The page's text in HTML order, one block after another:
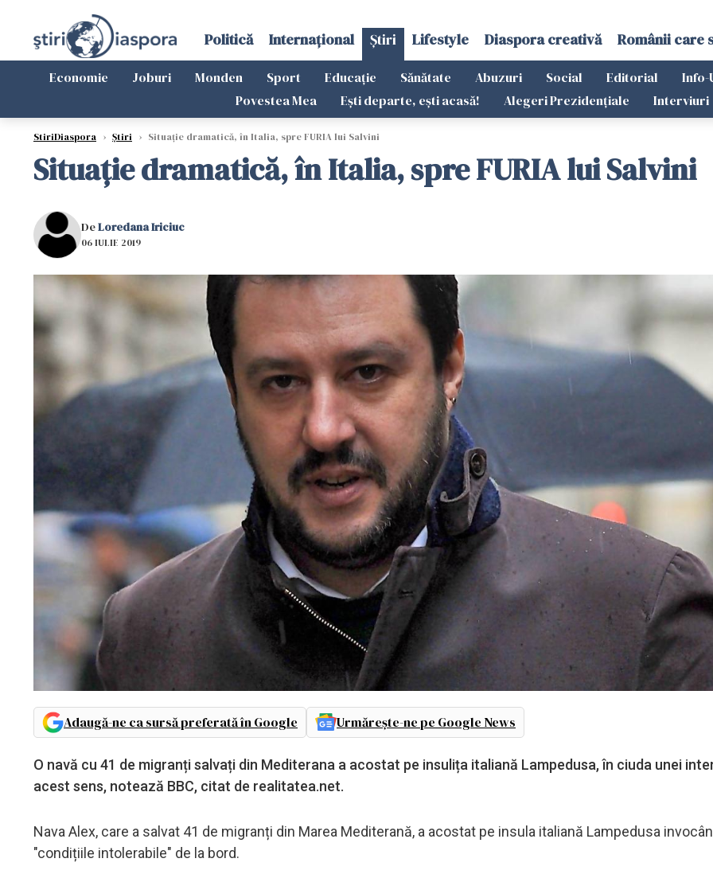
Politică Internațional Știri Lifestyle Diaspora creativă Românii care
Economie Joburi Monden Sport Educație Sănătate Abuzuri Social Editorial Info-
Povestea Mea
Ești departe, ești acasă! Alegeri Prezidențiale Interviuri
StiriDiaspora › Știri › Situație dramatică, în Italia, spre FURIA lui Salvini
Situație dramatică, în Italia, spre FURIA lui Salvini
DeLoredana Iriciuc
06 IULIE 2019
Adaugă-ne ca sursă preferată în Google Urmărește-ne pe Google News
O navă cu 41 de migranți salvați din Mediterana a acostat pe insulița italiană Lampedusa, în ciuda unei
acest sens, notează BBC, citat de realitatea.net.
Nava Alex, care a salvat 41 de migranți din Marea Mediterană, a acostat pe insula italiană Lampedusa
"condițiile intolerabile" de la bord.